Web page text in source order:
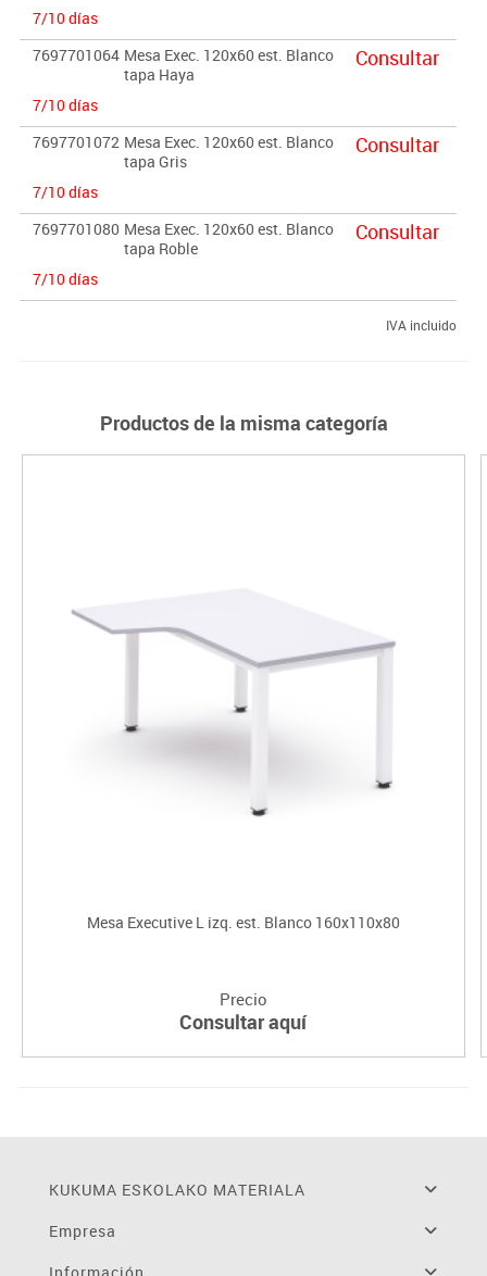
·Soporte de CPU metálico
· Faldón metálico(Ver producto)
· Separador de melamina(Ver producto)
· Buck colgado de 2 cajones
· Sistema de electrificación(Ver producto)
7/10 días
7697701064 Mesa Exec. 120x60 est. Blanco
tapa Haya
7/10 días
Consultar
7697701072 Mesa Exec. 120x60 est. Blanco
tapa Gris
7/10 días
Consultar
7697701080 Mesa Exec. 120x60 est. Blanco
tapa Roble
7/10 días
Consultar
IVA incluido
Productos de la misma categoría
Mesa Executive L izq. est. Blanco 160x110x80
Precio
Consultar aquí
KUKUMA ESKOLAKO MATERIALA
Empresa
Información